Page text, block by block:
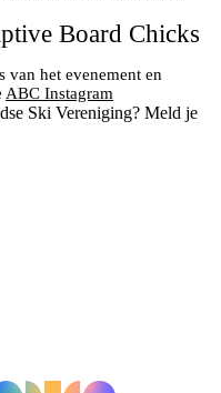
Board Chicks
van het evenement en
ABC Instagram
Ski Vereniging? Meld je